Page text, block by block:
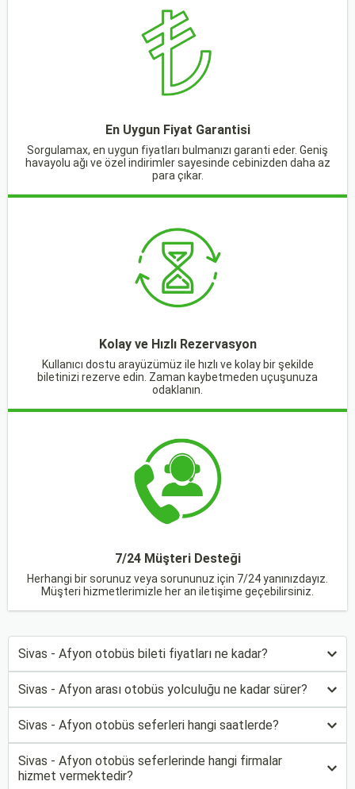
En Uygun Fiyat Garantisi
Sorgulamax, en uygun fiyatları bulmanızı garanti eder. Geniş
havayolu ağı ve özel indirimler sayesinde cebinizden daha az
para çıkar.
Kolay ve Hızlı Rezervasyon
Kullanıcı dostu arayüzümüz ile hızlı ve kolay bir şekilde
biletinizi rezerve edin. Zaman kaybetmeden uçuşunuza
odaklanın.
7/24 Müşteri Desteği
Herhangi bir sorunuz veya sorununuz için 7/24 yanınızdayız.
Müşteri hizmetlerimizle her an iletişime geçebilirsiniz.
Sivas - Afyon otobüs bileti fiyatları ne kadar?
Sivas - Afyon arası otobüs yolculuğu ne kadar sürer?
Sivas - Afyon otobüs seferleri hangi saatlerde?
Sivas - Afyon otobüs seferlerinde hangi firmalar
hizmet vermektedir?